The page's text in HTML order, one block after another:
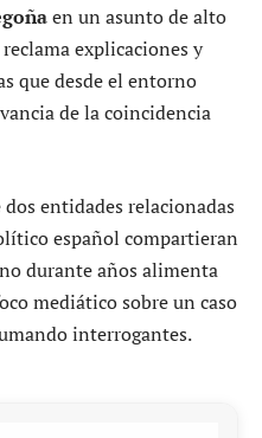
en un asunto de alto
explicaciones y
que desde el entorno
de la coincidencia
entidades relacionadas
español compartieran
durante años alimenta
mediático sobre un caso
interrogantes.